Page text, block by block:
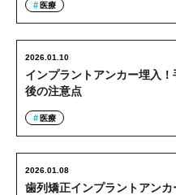
医療
インプラントアンカー埋入
後の注意点
2026.01.10
医療
歯列矯正インプラントアン
2026.01.08